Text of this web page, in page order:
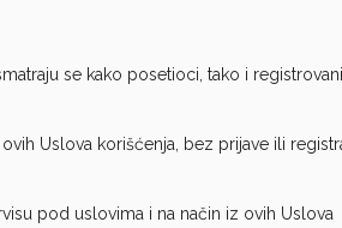
se kako posetioci, tako i registrovani
Uslova korišćenja, bez prijave ili
pod uslovima i na način iz ovih Uslova